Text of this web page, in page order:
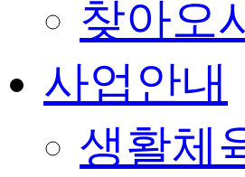
찾아오
사업안내
생활체